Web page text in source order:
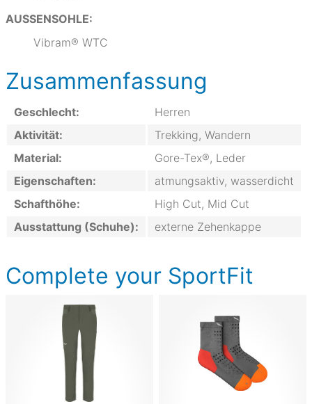
AUSSENSOHLE:
Vibram® WTC
Zusammenfassung
Geschlecht:
Herren
Aktivität:
Trekking, Wandern
Material:
Gore-Tex®, Leder
Eigenschaften:
atmungsaktiv, wasserdicht
Schafthöhe:
High Cut, Mid Cut
Ausstattung (Schuhe):
externe Zehenkappe
Complete your SportFit